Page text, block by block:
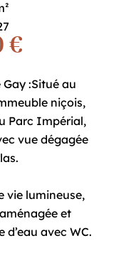
€
:Situé au
niçois,
Parc Impérial,
vue dégagée
vie lumineuse,
et
d’eau avec WC.